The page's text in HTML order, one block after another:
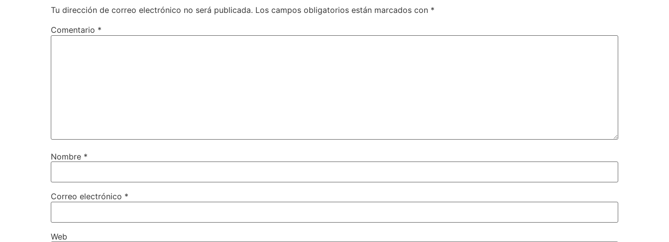
Tu dirección de correo electrónico no será publicada. Los campos obligatorios están marcados con *
Comentario *
Nombre *
Correo electrónico *
Web